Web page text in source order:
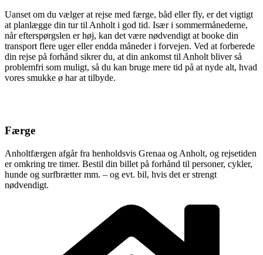
Uanset om du vælger at rejse med færge, båd eller fly, er det vigtigt
at planlægge din tur til Anholt i god tid. Især i sommermånederne,
når efterspørgslen er høj, kan det være nødvendigt at booke din
transport flere uger eller endda måneder i forvejen. Ved at forberede
din rejse på forhånd sikrer du, at din ankomst til Anholt bliver så
problemfri som muligt, så du kan bruge mere tid på at nyde alt, hvad
vores smukke ø har at tilbyde.
Færge
Anholtfærgen afgår fra henholdsvis Grenaa og Anholt, og rejsetiden
er omkring tre timer. Bestil din billet på forhånd til personer, cykler,
hunde og surfbrætter mm. – og evt. bil, hvis det er strengt
nødvendigt.